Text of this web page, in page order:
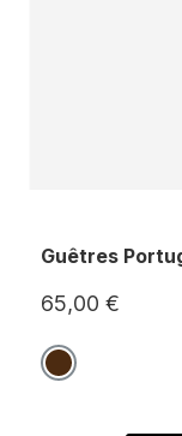
Guêtres
65,00 €